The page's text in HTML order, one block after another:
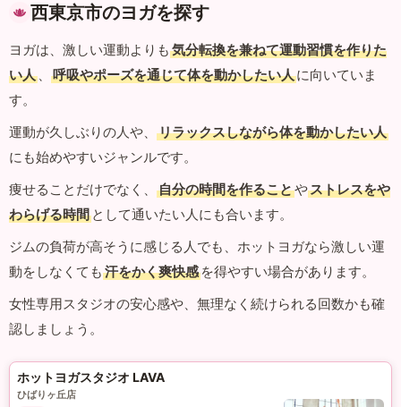
西東京市のヨガを探す
ヨガは、激しい運動よりも 気分転換を兼ねて運動習慣を作りた
い人 、 呼吸やポーズを通じて体を動かしたい人に向いていま
す。
運動が久しぶりの人や、
リラックスしながら体を動かしたい人
にも始めやすいジャンルです。
痩せることだけでなく、
自分の時間を作ることやストレスをや
わらげる時間 として通いたい人にも合います。
ジムの負荷が高そうに感じる人でも、ホットヨガなら激しい運
動をしなくても 汗をかく爽快感 を得やすい場合があります。
女性専用スタジオの安心感や、無理なく続けられる回数かも確
認しましょう。
ホットヨガスタジオ LAVA
ひばりヶ丘店